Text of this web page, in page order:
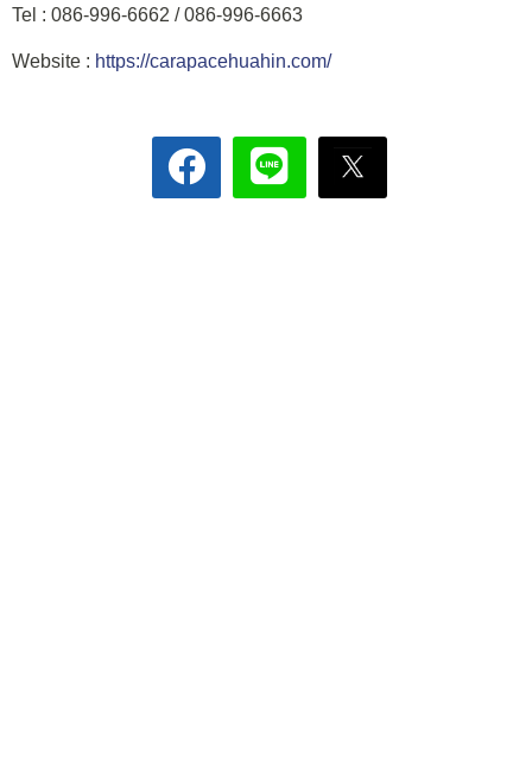
Tel : 086-996-6662 / 086-996-6663
Website : https://carapacehuahin.com/